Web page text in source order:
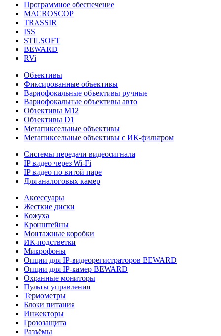
Программное обеспечение
MACROSCOP
TRASSIR
ISS
STILSOFT
BEWARD
RVi
Объективы
Фиксированные объективы
Вариофокальные объективы ручные
Вариофокальные объективы авто
Объективы М12
Объективы D1
Мегапиксельные объективы
Мегапиксельные объективы с ИК-фильтром
Системы передачи видеосигнала
IP видео через Wi-Fi
IP видео по витой паре
Для аналоговых камер
Аксессуары
Жесткие диски
Кожуха
Кронштейны
Монтажные коробки
ИК-подстветки
Микрофоны
Опции для IP-видеорегистраторов BEWARD
Опции для IP-камер BEWARD
Охранные мониторы
Пульты управления
Термометры
Блоки питания
Инжекторы
Грозозащита
Разъёмы